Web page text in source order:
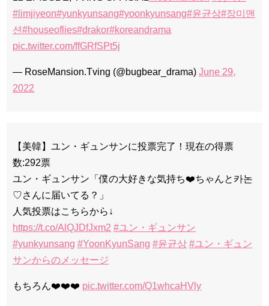
#limjiyeon#yunkyunsang#yoonkyunsang#윤균상#장미맨
션#houseoflies#drakor#koreandrama
pic.twitter.com/ffGRfSPt5j
— RoseMansion.Tving (@bugbear_drama) June 29,
2022
【美韓】ユン・ギュンサンに投票完了！現在の得票
数:292票
ユン・ギュンサン「僕の大好きな気持ち❤️ちゃんと카논
♡さんに届いてる？」
人気投票はこちらから↓
https://t.co/AlQJDfJxm2 #ユン・ギュンサン
#yunkyunsang #YoonKyunSang #윤균상 #ユン・ギュン
サンからのメッセージ
もちろん❤️❤️❤️ pic.twitter.com/Q1whcaHVly